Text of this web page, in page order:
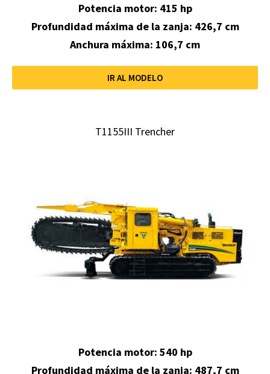
Potencia motor: 415 hp
Profundidad máxima de la zanja: 426,7 cm
Anchura máxima: 106,7 cm
IR AL MODELO
T1155III Trencher
Potencia motor: 540 hp
Profundidad máxima de la zanja: 487,7 cm